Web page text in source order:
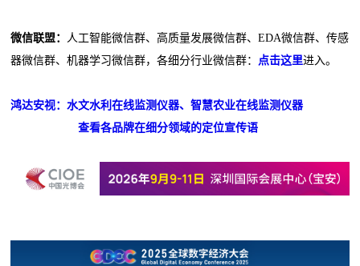
微信联盟：
人工智能微信群、高质量发展微信群、EDA微信群、传感
器微信群、机器学习微信群，各细分行业微信群：
点击这里进入。
鸿达安视：水文水利在线监测仪器、智慧农业在线监测仪器
查看各品牌在细分领域的定位宣传语